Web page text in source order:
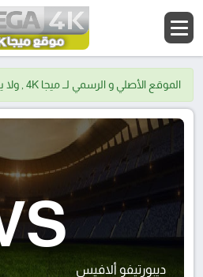
الموقع الأصلي و الرسمي لــ ميجا 4K , ولا يوجد لدينا موقع اخر.
ديبورتيفو ألافيس